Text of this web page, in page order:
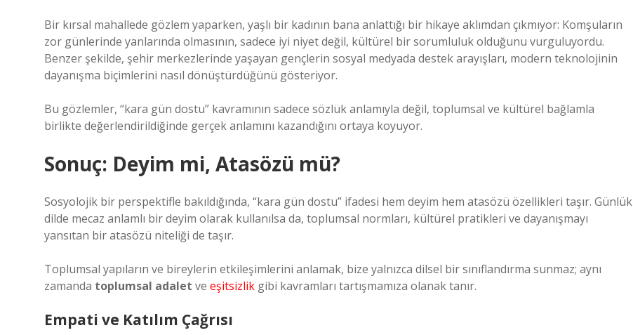
Bir kırsal mahallede gözlem yaparken, yaşlı bir kadının bana anlattığı bir hikaye aklımdan çıkmıyor: Komşuların
zor günlerinde yanlarında olmasının, sadece iyi niyet değil, kültürel bir sorumluluk olduğunu vurguluyordu.
Benzer şekilde, şehir merkezlerinde yaşayan gençlerin sosyal medyada destek arayışları, modern teknolojinin
dayanışma biçimlerini nasıl dönüştürdüğünü gösteriyor.
Bu gözlemler, “kara gün dostu” kavramının sadece sözlük anlamıyla değil, toplumsal ve kültürel bağlamla
birlikte değerlendirildiğinde gerçek anlamını kazandığını ortaya koyuyor.
Sonuç: Deyim mi, Atasözü mü?
Sosyolojik bir perspektifle bakıldığında, “kara gün dostu” ifadesi hem deyim hem atasözü özellikleri taşır. Günlük
dilde mecaz anlamlı bir deyim olarak kullanılsa da, toplumsal normları, kültürel pratikleri ve dayanışmayı
yansıtan bir atasözü niteliği de taşır.
Toplumsal yapıların ve bireylerin etkileşimlerini anlamak, bize yalnızca dilsel bir sınıflandırma sunmaz; aynı
zamanda toplumsal adalet ve eşitsizlik gibi kavramları tartışmamıza olanak tanır.
Empati ve Katılım Çağrısı